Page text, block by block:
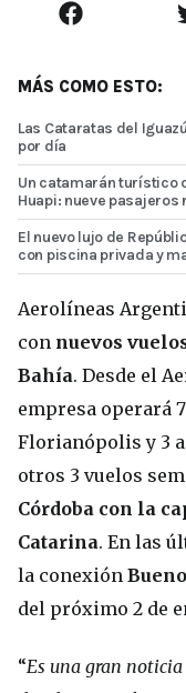
MÁS COMO ESTO:
Las Cataratas del
por día
Un catamarán turístico
Huapi: nueve
El nuevo lujo de
con piscina privada y
Aerolíneas
con nuevos
Bahía. Desde el
empresa operará
Florianópolis y 3 a
otros 3 vuelos
Córdoba con la
Catarina. En las
la conexión
del próximo 2 de
“Es una gran noticia